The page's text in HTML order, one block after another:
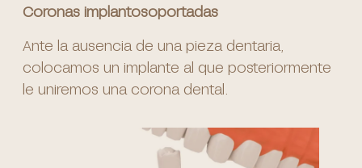
Coronas implantosoportadas
Ante la ausencia de una pieza dentaria,
colocamos un implante al que posteriormente
le uniremos una corona dental.